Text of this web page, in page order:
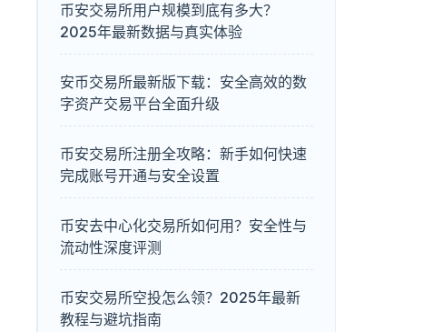
币安交易所用户规模到底有多大？
2025年最新数据与真实体验
安币交易所最新版下载：安全高效的数
字资产交易平台全面升级
币安交易所注册全攻略：新手如何快速
完成账号开通与安全设置
币安去中心化交易所如何用？安全性与
流动性深度评测
币安交易所空投怎么领？2025年最新
教程与避坑指南